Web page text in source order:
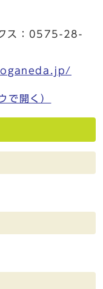
ス：0575-28-
で開く）